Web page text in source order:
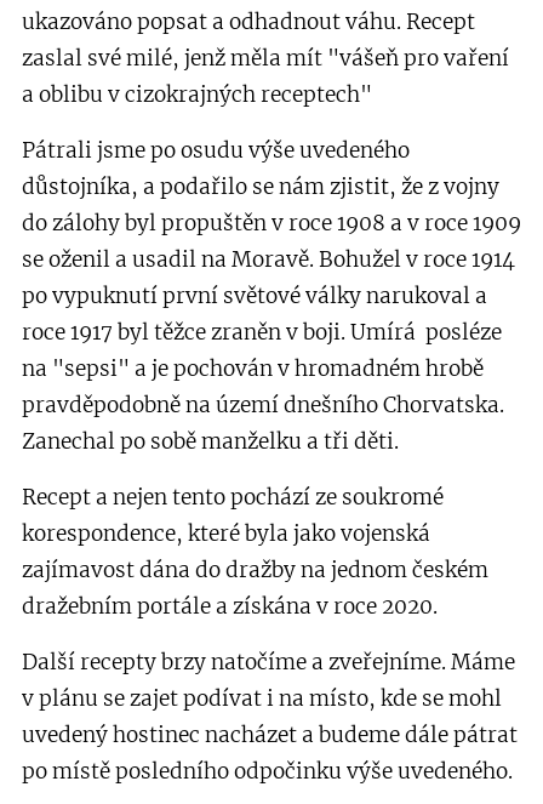
ukazováno popsat a odhadnout váhu. Recept
zaslal své milé, jenž měla mít "vášeň pro vaření
a oblibu v cizokrajných receptech"
Pátrali jsme po osudu výše uvedeného
důstojníka, a podařilo se nám zjistit, že z vojny
do zálohy byl propuštěn v roce 1908 a v roce 1909
se oženil a usadil na Moravě. Bohužel v roce 1914
po vypuknutí první světové války narukoval a
roce 1917 byl těžce zraněn v boji. Umírá posléze
na "sepsi" a je pochován v hromadném hrobě
pravděpodobně na území dnešního Chorvatska.
Zanechal po sobě manželku a tři děti.
Recept a nejen tento pochází ze soukromé
korespondence, které byla jako vojenská
zajímavost dána do dražby na jednom českém
dražebním portále a získána v roce 2020.
Další recepty brzy natočíme a zveřejníme. Máme
v plánu se zajet podívat i na místo, kde se mohl
uvedený hostinec nacházet a budeme dále pátrat
po místě posledního odpočinku výše uvedeného.